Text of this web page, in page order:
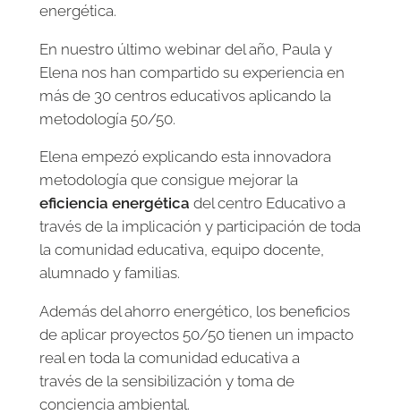
energética.
En nuestro último webinar del año, Paula y
Elena nos han compartido su experiencia en
más de 30 centros educativos aplicando la
metodología 50/50.
Elena empezó explicando esta innovadora
metodología que consigue mejorar la
eficiencia energética del centro Educativo a
través de la implicación y participación de toda
la comunidad educativa, equipo docente,
alumnado y familias.
Además del ahorro energético, los beneficios
de aplicar proyectos 50/50 tienen un impacto
real en toda la comunidad educativa a
través de la sensibilización y toma de
conciencia ambiental.